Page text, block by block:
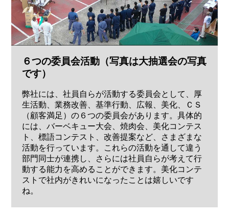
６つの委員会活動（写真は大抽選会の写真
です）
弊社には、社員自らが活動する委員会として、厚
生活動、業務改善、基準行動、広報、美化、ＣＳ
（顧客満足）の６つの委員会があります。具体的
には、バーベキュー大会、焼肉会、美化コンテス
ト、標語コンテスト、改善提案など、さまざまな
活動を行っています。これらの活動を通して違う
部門同士が連携し、さらには社員自らが考えて行
動する能力を高めることができます。美化コンテ
ストで社内がきれいになったことは嬉しいです
ね。